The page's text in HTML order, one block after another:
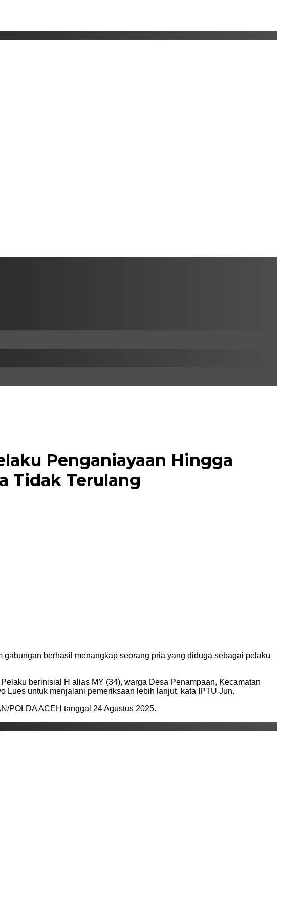
Penganiayaan Hingga
Tidak Terulang
berhasil menangkap seorang pria yang diduga sebagai pelaku
berinisial H alias MY (34), warga Desa Penampaan, Kecamatan
Lues untuk menjalani pemeriksaan lebih lanjut, kata IPTU Jun.
POLDA ACEH tanggal 24 Agustus 2025.